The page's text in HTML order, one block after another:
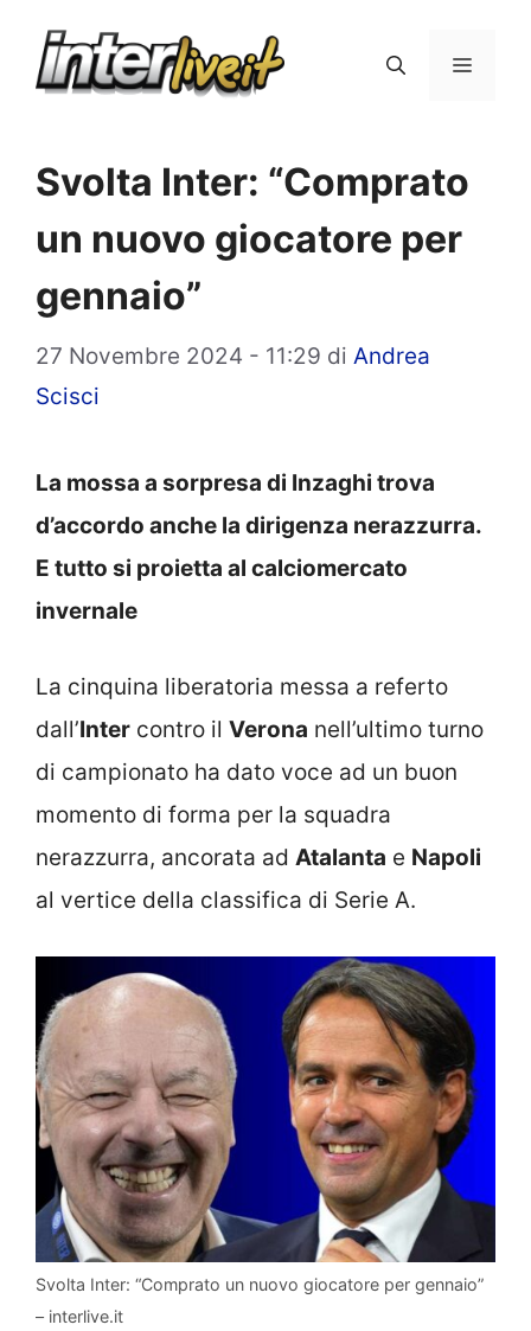
Menu
Svolta Inter: “Comprato
un nuovo giocatore per
gennaio”
27 Novembre 2024 - 11:29 di Andrea
Scisci
La mossa a sorpresa di Inzaghi trova
d’accordo anche la dirigenza nerazzurra.
E tutto si proietta al calciomercato
invernale
La cinquina liberatoria messa a referto
dall’Inter contro il Verona nell’ultimo turno
di campionato ha dato voce ad un buon
momento di forma per la squadra
nerazzurra, ancorata ad Atalanta e Napoli
al vertice della classifica di Serie A.
Svolta Inter: “Comprato un nuovo giocatore per gennaio”
– interlive.it